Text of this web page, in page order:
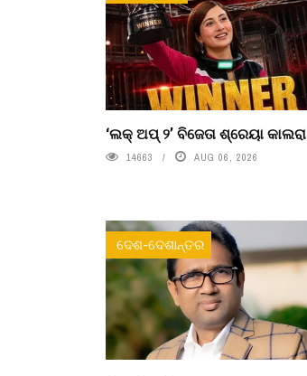
‘ଲକ୍ ଅପ୍ ୨’ ବିଜେତା ଶ୍ରେୟା କାଲରା
14663 AUG 06, 2026
ଦେଶ-ଦେଶାନ୍ତର